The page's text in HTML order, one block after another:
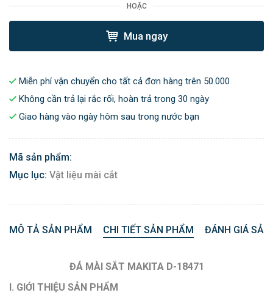
HOẶC
Mua ngay
Miễn phí vận chuyển cho tất cả đơn hàng trên 50.000
Không cần trả lại rắc rối, hoàn trả trong 30 ngày
Giao hàng vào ngày hôm sau trong nước bạn
Mã sản phẩm:
Mục lục: Vật liệu mài cắt
MÔ TẢ SẢN PHẨM CHI TIẾT SẢN PHẨM ĐÁNH GIÁ
ĐÁ MÀI SẮT MAKITA D-18471
I. GIỚI THIỆU SẢN PHẨM